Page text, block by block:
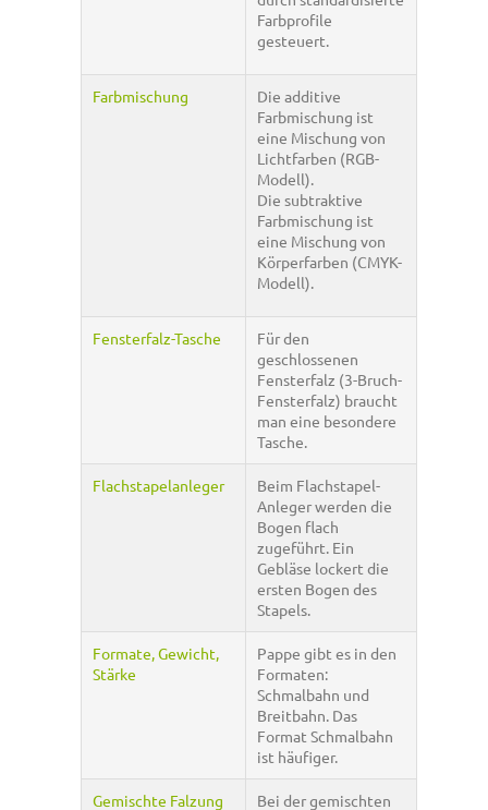
Farbprofile
gesteuert.
Farbmischung
Die additive
Farbmischung ist
eine Mischung von
Lichtfarben (RGB-
Modell).
Die subtraktive
Farbmischung ist
eine Mischung von
Körperfarben (CMYK-
Modell).
Fensterfalz-Tasche
Für den
geschlossenen
Fensterfalz (3-Bruch-
Fensterfalz) braucht
man eine besondere
Tasche.
Flachstapelanleger
Beim Flachstapel-
Anleger werden die
Bogen flach
zugeführt. Ein
Gebläse lockert die
ersten Bogen des
Stapels.
Formate, Gewicht,
Stärke
Pappe gibt es in den
Formaten:
Schmalbahn und
Breitbahn. Das
Format Schmalbahn
ist häufiger.
Gemischte Falzung
Bei der gemischten